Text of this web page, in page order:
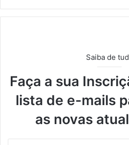
Saiba de
Faça a sua
lista de e-mails
as novas